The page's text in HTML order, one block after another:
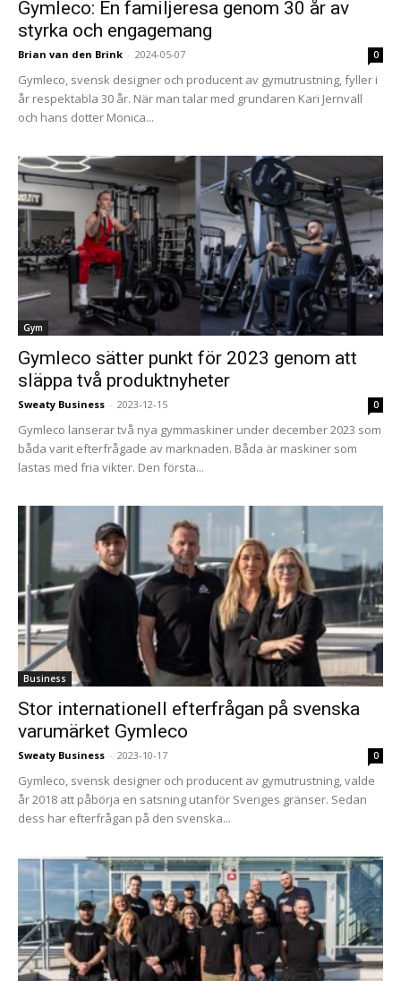
Gymleco: En familjeresa genom 30 år av
styrka och engagemang
Brian van den Brink - 2024-05-07 0
Gymleco, svensk designer och producent av gymutrustning, fyller i
år respektabla 30 år. När man talar med grundaren Kari Jernvall
och hans dotter Monica...
Gym
Gymleco sätter punkt för 2023 genom att
släppa två produktnyheter
Sweaty Business - 2023-12-15 0
Gymleco lanserar två nya gymmaskiner under december 2023 som
båda varit efterfrågade av marknaden. Båda är maskiner som
lastas med fria vikter. Den första...
Business
Stor internationell efterfrågan på svenska
varumärket Gymleco
Sweaty Business - 2023-10-17 0
Gymleco, svensk designer och producent av gymutrustning, valde
år 2018 att påbörja en satsning utanför Sveriges gränser. Sedan
dess har efterfrågan på den svenska...